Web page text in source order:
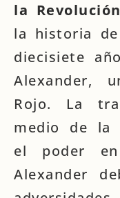
la
la historia
diecisiete
Alexander,
Rojo. La
medio de la
el poder
Alexander